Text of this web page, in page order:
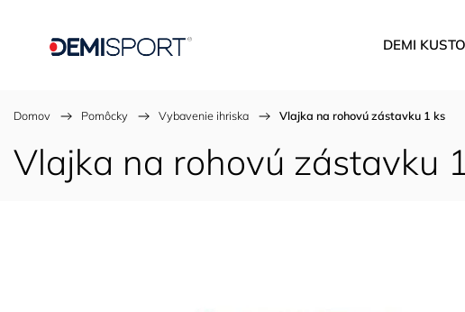
DEMI
Domov / Pomôcky / Vybavenie ihriska / Vlajka na rohovú zástavku 1 ks
Vlajka na rohovú zástavku